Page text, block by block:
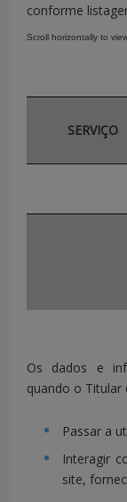
Art.20
conforme
SERVIÇO
Os dados e
quando o Titular
Passar a
Interagir
site,